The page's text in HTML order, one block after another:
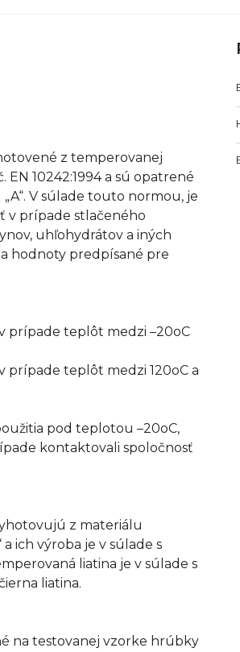
z temperovanej
EN 10242:1994 a sú opatrené
V súlade touto normou, je
v prípade stlačeného
uhľohydrátov a iných
hodnoty predpísané pre
prípade teplôt medzi –20oC
prípade teplôt medzi 120oC a
pod teplotou –20oC,
kontaktovali spoločnosť
z materiálu
ich výroba je v súlade s
liatina je v súlade s
liatina.
na testovanej vzorke hrúbky